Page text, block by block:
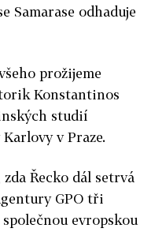
Samarase odhaduje
prožijeme
Konstantinos
studií
v Praze.
Řecko dál setrvá
GPO tři
evropskou